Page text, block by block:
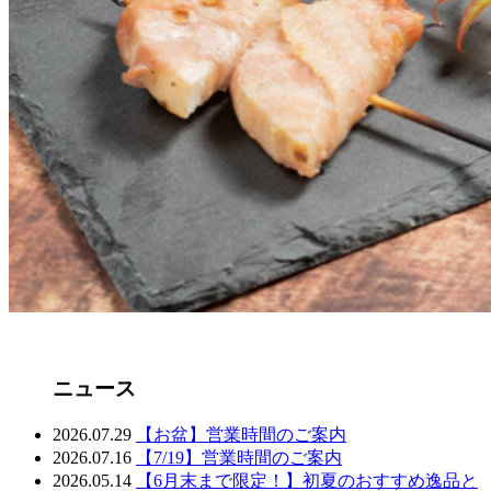
ニュース
2026.07.29
【お盆】営業時間のご案内
2026.07.16
【7/19】営業時間のご案内
2026.05.14
【6月末まで限定！】初夏のおすすめ逸品と